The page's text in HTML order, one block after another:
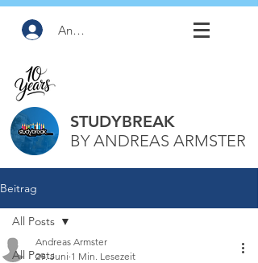
Anmelden
STUDYBREAK
BY ANDREAS ARMSTER
Beitrag
All Posts
All Posts
Andreas Armster
29. Juni 1 Min. Lesezeit